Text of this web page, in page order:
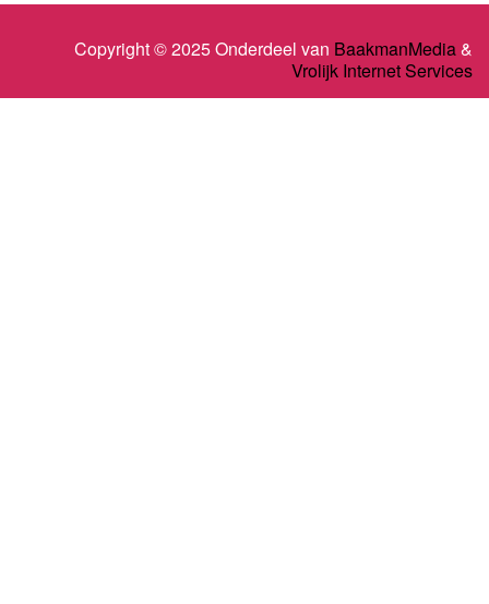
Copyright © 2025 Onderdeel van BaakmanMedia&
Vrolijk Internet Services